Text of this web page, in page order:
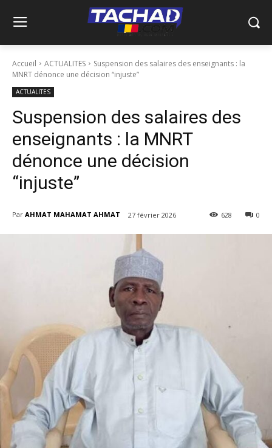
Accueil ACTUALITES
Suspension des salaires des enseignants : la
MNRT dénonce une décision “injuste”
ACTUALITES
Suspension des salaires des
enseignants : la MNRT
dénonce une décision
“injuste”
Par AHMAT MAHAMAT AHMAT 27 février 2026 0
628